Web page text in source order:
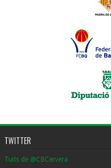
TWITTER
Tuits de @CBCervera